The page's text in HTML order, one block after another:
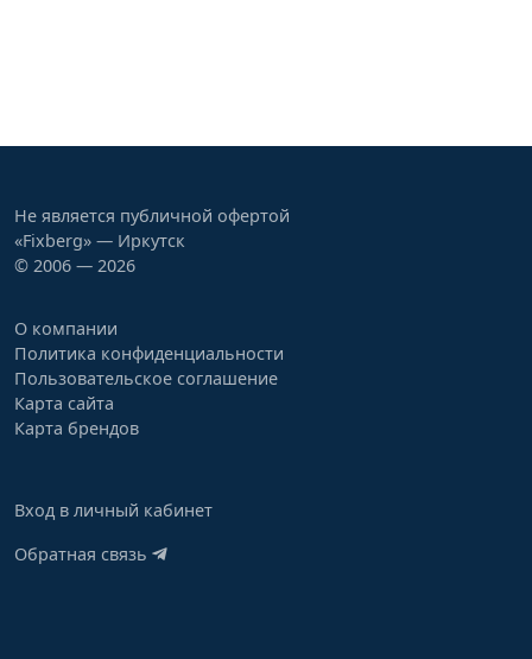
Не является публичной офертой
«Fixberg» — Иркутск
© 2006 — 2026
О компании
Политика конфиденциальности
Пользовательское соглашение
Карта сайта
Карта брендов
Вход в личный кабинет
Обратная связь